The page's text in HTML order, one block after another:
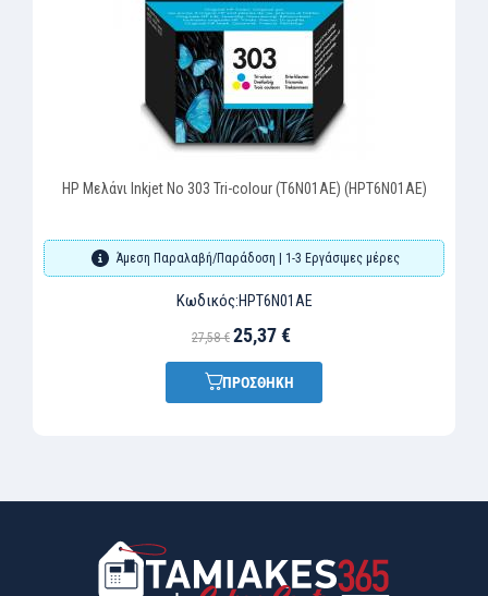
HP Μελάνι Inkjet No 303 Tri-colour (T6N01AE) (HPT6N01AE)
Άμεση Παραλαβή/Παράδοση | 1-3 Εργάσιμες μέρες
Κωδικός:HPT6N01AE
27,58 € 25,37 €
ΠΡΟΣΘΗΚΗ